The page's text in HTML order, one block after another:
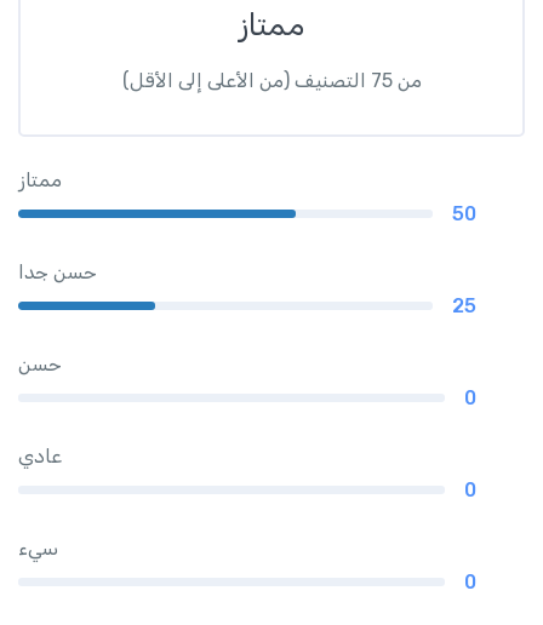
ممتاز
من 75 التصنيف (من الأعلى إلى الأقل)
ممتاز
50
حسن جدا
25
حسن
0
عادي
0
سيء
0